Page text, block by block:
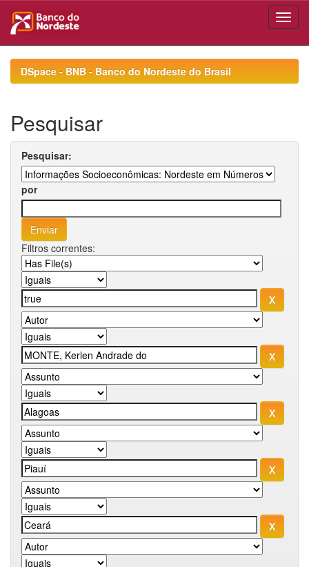
navigationDSpace - BNB - Banco do Nordeste do Brasil
Pesquisar
Pesquisar:
por
Filtros correntes: